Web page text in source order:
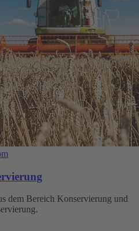
dem Bereich Konservierung und